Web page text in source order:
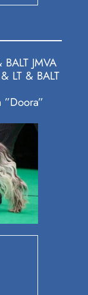
JMVA
LT & BALT
”Doora”